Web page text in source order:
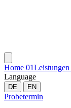
Home 01Leistungen
Language
DE EN
Probetermin